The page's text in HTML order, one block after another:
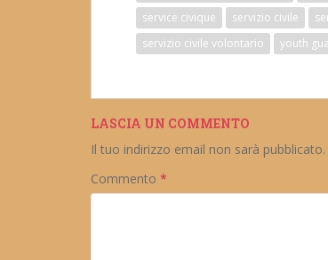
service civique
servizio civile
servizio civile volontario
youth
LASCIA UN COMMENTO
Il tuo indirizzo email non sarà pubblicato.
Commento *